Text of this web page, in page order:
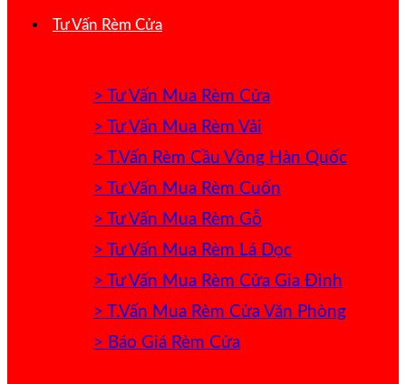
Tư Vấn Rèm Cửa
> Tư Vấn Mua Rèm Cửa
> Tư Vấn Mua Rèm Vải
> T.Vấn Rèm Cầu Vồng Hàn Quốc
> Tư Vấn Mua Rèm Cuốn
> Tư Vấn Mua Rèm Gỗ
> Tư Vấn Mua Rèm Lá Dọc
> Tư Vấn Mua Rèm Cửa Gia Đình
> T.Vấn Mua Rèm Cửa Văn Phòng
> Báo Giá Rèm Cửa